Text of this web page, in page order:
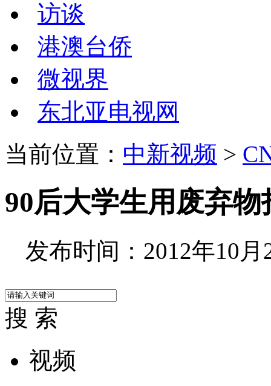
访谈
港澳台侨
微视界
东北亚电视网
当前位置： 中新视频 >
90后大学生用废弃
发布时间：2012年10月
搜 索
视频